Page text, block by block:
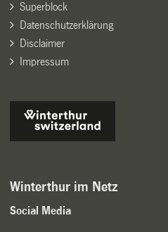
Superblock
Datenschutzerklärung
Disclaimer
Impressum
Winterthur im Netz
Social Media